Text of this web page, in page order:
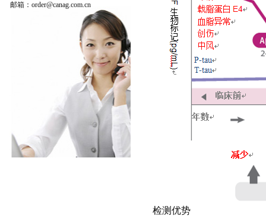
邮箱：order@canag.com.cn
检测优势